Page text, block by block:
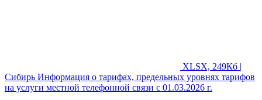
XLSX, 249Кб |
Сибирь Информация о тарифах, предельных уровнях тарифов
на услуги местной телефонной связи с 01.03.2026 г.